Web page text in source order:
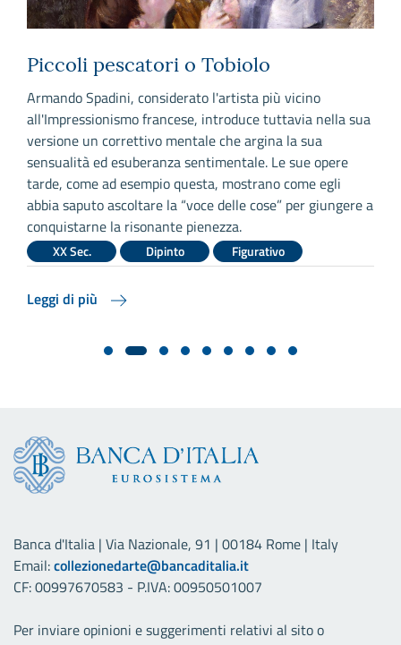
Piccoli pescatori o Tobiolo
Armando Spadini, considerato l'artista più vicino
all'Impressionismo francese, introduce tuttavia nella sua
versione un correttivo mentale che argina la sua
sensualità ed esuberanza sentimentale. Le sue opere
tarde, come ad esempio questa, mostrano come egli
abbia saputo ascoltare la “voce delle cose” per giungere a
conquistarne la risonante pienezza.
XX Sec. Dipinto Figurativo
Leggi di più
Banca d'Italia | Via Nazionale, 91 | 00184 Rome | Italy
Email:collezionedarte@bancaditalia.it
CF: 00997670583 - P.IVA: 00950501007
Per inviare opinioni e suggerimenti relativi al sito o